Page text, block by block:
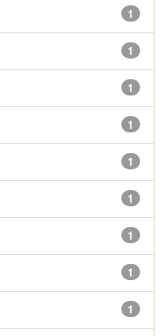
1
1
1
1
1
1
1
1
1